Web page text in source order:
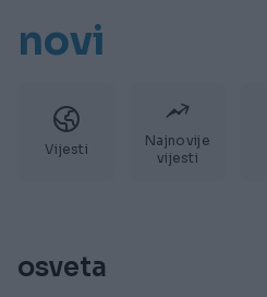
novi
Vijesti
Najnovije
vijesti
osveta